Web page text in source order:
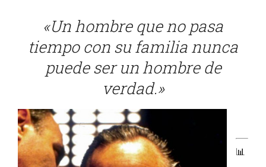
«Un hombre que no pasa
tiempo con su familia nunca
puede ser un hombre de
verdad.»
📊